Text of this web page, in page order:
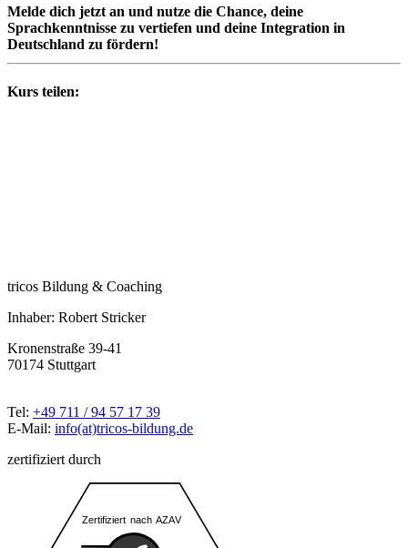
Melde dich jetzt an und nutze die Chance, deine
Sprachkenntnisse zu vertiefen und deine Integration in
Deutschland zu fördern!
Kurs teilen:
tricos Bildung & Coaching
Inhaber: Robert Stricker
Kronenstraße 39-41
70174 Stuttgart
Tel: +49 711 / 94 57 17 39
E-Mail: info(at)tricos-bildung.de
zertifiziert durch